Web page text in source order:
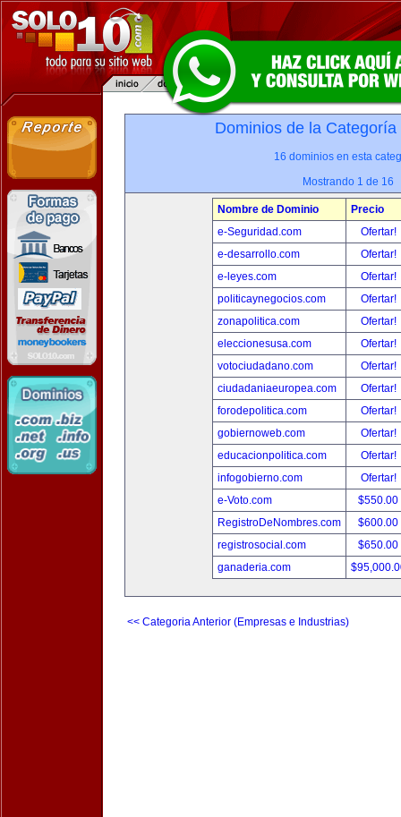
Dominios de la
16 dominios en esta
Mostrando 1 de 16
Nombre de Dominio
Precio
e-Seguridad.com
Ofertar!
e-desarrollo.com
Ofertar!
e-leyes.com
Ofertar!
politicaynegocios.com
Ofertar!
zonapolitica.com
Ofertar!
eleccionesusa.com
Ofertar!
votociudadano.com
Ofertar!
ciudadaniaeuropea.com
Ofertar!
forodepolitica.com
Ofertar!
gobiernoweb.com
Ofertar!
educacionpolitica.com
Ofertar!
infogobierno.com
Ofertar!
e-Voto.com
$550.00
RegistroDeNombres.com
$600.00
registrosocial.com
$650.00
ganaderia.com
<< Categoria Anterior (Empresas e Industrias)